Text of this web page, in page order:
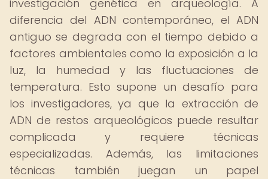
investigación genética en arqueología. A
diferencia del ADN contemporáneo, el ADN
antiguo se degrada con el tiempo debido a
factores ambientales como la exposición a la
luz, la humedad y las fluctuaciones de
temperatura. Esto supone un desafío para
los investigadores, ya que la extracción de
ADN de restos arqueológicos puede resultar
complicada y requiere técnicas
especializadas. Además, las limitaciones
técnicas también juegan un papel